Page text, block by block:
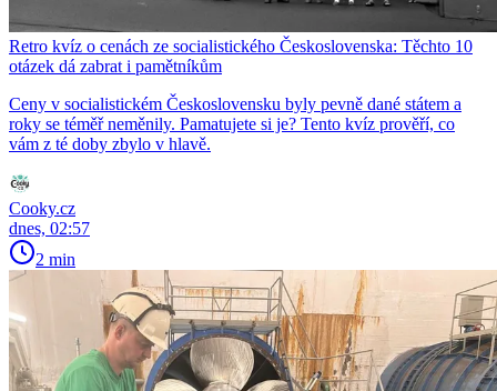
Retro kvíz o cenách ze socialistického Československa: Těchto 10
otázek dá zabrat i pamětníkům
Ceny v socialistickém Československu byly pevně dané státem a
roky se téměř neměnily. Pamatujete si je? Tento kvíz prověří, co
vám z té doby zbylo v hlavě.
Cooky.cz
dnes, 02:57
2 min